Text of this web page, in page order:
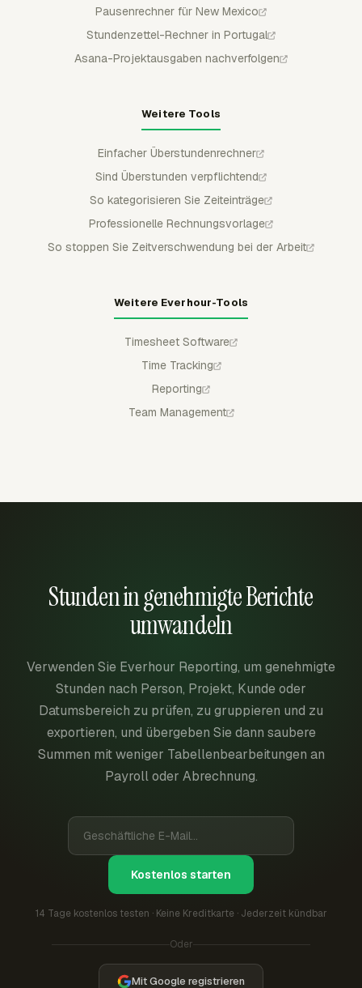
Pausenrechner für New Mexico
Stundenzettel-Rechner in Portugal
Asana-Projektausgaben nachverfolgen
Weitere Tools
Einfacher Überstundenrechner
Sind Überstunden verpflichtend
So kategorisieren Sie Zeiteinträge
Professionelle Rechnungsvorlage
So stoppen Sie Zeitverschwendung bei der Arbeit
Weitere Everhour-Tools
Timesheet Software
Time Tracking
Reporting
Team Management
Stunden in genehmigte Berichte
umwandeln
Verwenden Sie Everhour Reporting, um genehmigte
Stunden nach Person, Projekt, Kunde oder
Datumsbereich zu prüfen, zu gruppieren und zu
exportieren, und übergeben Sie dann saubere
Summen mit weniger Tabellenbearbeitungen an
Payroll oder Abrechnung.
Kostenlos starten
14 Tage kostenlos testen · Keine Kreditkarte · Jederzeit kündbar
Oder
Mit Google registrieren